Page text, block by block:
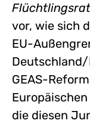
Flüchtlingsrat
vor, wie sich
EU-
GEAS-
die diesen